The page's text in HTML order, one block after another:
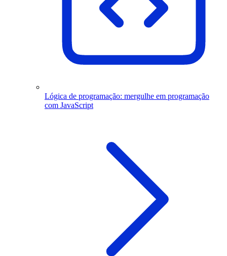
Lógica de programação: mergulhe em programação
com JavaScript